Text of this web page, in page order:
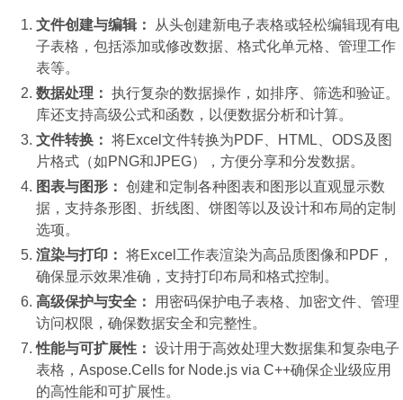
文件创建与编辑：
从头创建新电子表格或轻松编辑现有电
子表格，包括添加或修改数据、格式化单元格、管理工作
表等。
数据处理： 执行复杂的数据操作，如排序、筛选和验证。
库还支持高级公式和函数，以便数据分析和计算。
文件转换： 将Excel文件转换为PDF、HTML、ODS及图
片格式（如PNG和JPEG），方便分享和分发数据。
图表与图形： 创建和定制各种图表和图形以直观显示数
据，支持条形图、折线图、饼图等以及设计和布局的定制
选项。
渲染与打印： 将Excel工作表渲染为高品质图像和PDF，
确保显示效果准确，支持打印布局和格式控制。
高级保护与安全：
用密码保护电子表格、加密文件、管理
访问权限，确保数据安全和完整性。
性能与可扩展性： 设计用于高效处理大数据集和复杂电子
表格，Aspose.Cells for Node.js via C++确保企业级应用
的高性能和可扩展性。